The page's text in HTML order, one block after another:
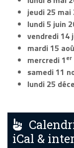
jeudi 25 mai
lundi 5 juin
vendredi 14
mardi 15
mercredi 1er
samedi 11
lundi 25
iCal &